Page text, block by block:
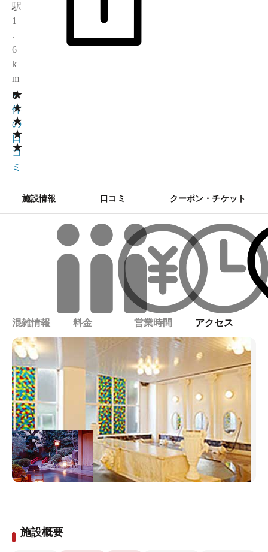
駅
1
.
6
k
m
★
★
★
★
★
0
2
件
の
口
コ
ミ
施設情報 口コミ クーポン・チケット
混雑情報 料金 営業時間 アクセス
施設概要